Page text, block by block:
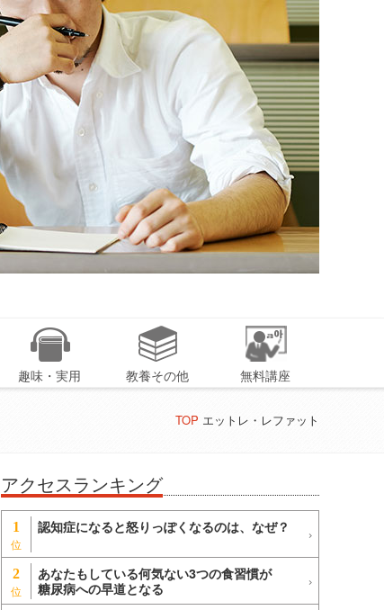
趣味・実用 教養その他 無料講座
TOP エットレ・レファット
アクセスランキング
1 認知症になると怒りっぽくなるのは、なぜ？
2
あなたもしている何気ない3つの食習慣が
糖尿病への早道となる